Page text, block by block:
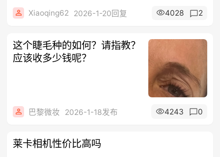
Xiaoqing62 2026-1-20回复 4028 2
这个睫毛种的如何？请指教？
应该收多少钱呢？
巴黎微妆 2026-1-18发布 4243 0
莱卡相机性价比高吗